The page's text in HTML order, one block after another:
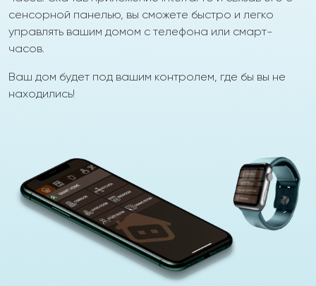
сенсорной панелью, вы сможете быстро и легко
управлять вашим домом с телефона или смарт-
часов.
Ваш дом будет под вашим контролем, где бы вы не
находились!